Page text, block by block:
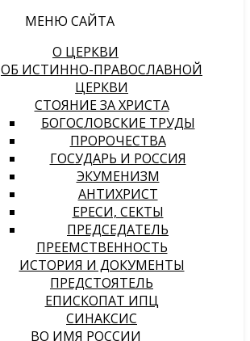
МЕНЮ САЙТА
О ЦЕРКВИ
ОБ ИСТИННО-ПРАВОСЛАВНОЙ
ЦЕРКВИ
СТОЯНИЕ ЗА ХРИСТА
БОГОСЛОВСКИЕ ТРУДЫ
ПРОРОЧЕСТВА
ГОСУДАРЬ И РОССИЯ
ЭКУМЕНИЗМ
АНТИХРИСТ
ЕРЕСИ, СЕКТЫ
ПРЕДСЕДАТЕЛЬ
ПРЕЕМСТВЕННОСТЬ
ИСТОРИЯ И ДОКУМЕНТЫ
ПРЕДСТОЯТЕЛЬ
ЕПИСКОПАТ ИПЦ
СИНАКСИС
ВО ИМЯ РОССИИ